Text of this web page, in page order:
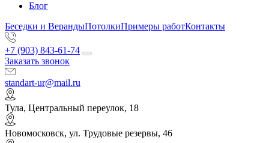
Блог
Беседки и ВерандыПотолкиПримеры работКонтакты
+7 (903) 843-61-74
Заказать звонок
standart-ur@mail.ru
Тула, Центральный переулок, 18
Новомосковск, ул. Трудовые резервы, 46